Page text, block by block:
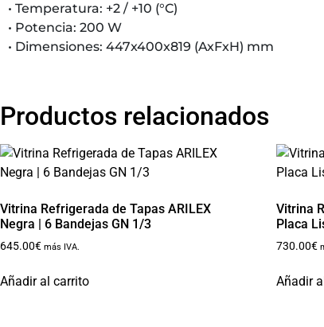
• Temperatura: +2 / +10 (°C)
• Potencia: 200 W
• Dimensiones: 447x400x819 (AxFxH) mm
Productos relacionados
Vitrina Refrigerada de Tapas ARILEX
Negra | 6 Bandejas GN 1/3
645.00€ más IVA.
Añadir al carrito
Vitrina
Placa
730.00€
Añadir